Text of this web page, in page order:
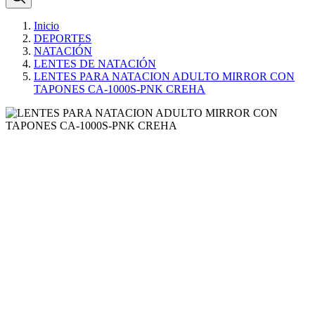
Inicio
DEPORTES
NATACIÓN
LENTES DE NATACIÓN
LENTES PARA NATACION ADULTO MIRROR CON
TAPONES CA-1000S-PNK CREHA